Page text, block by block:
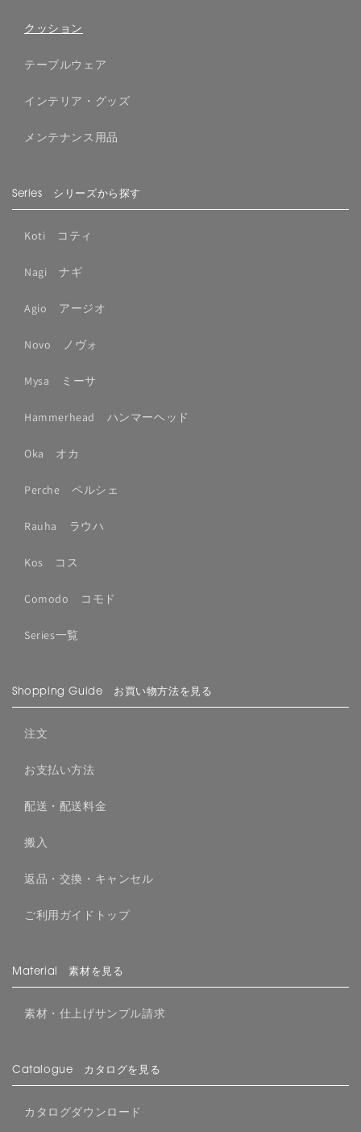
クッション
テーブルウェア
インテリア・グッズ
メンテナンス用品
Series シリーズから探す
Koti コティ
Nagi ナギ
Agio アージオ
Novo ノヴォ
Mysa ミーサ
Hammerhead ハンマーヘッド
Oka オカ
Perche ペルシェ
Rauha ラウハ
Kos コス
Comodo コモド
Series一覧
Shopping Guide お買い物方法を見る
注文
お支払い方法
配送・配送料金
搬入
返品・交換・キャンセル
ご利用ガイドトップ
Material 素材を見る
素材・仕上げサンプル請求
Catalogue カタログを見る
カタログダウンロード